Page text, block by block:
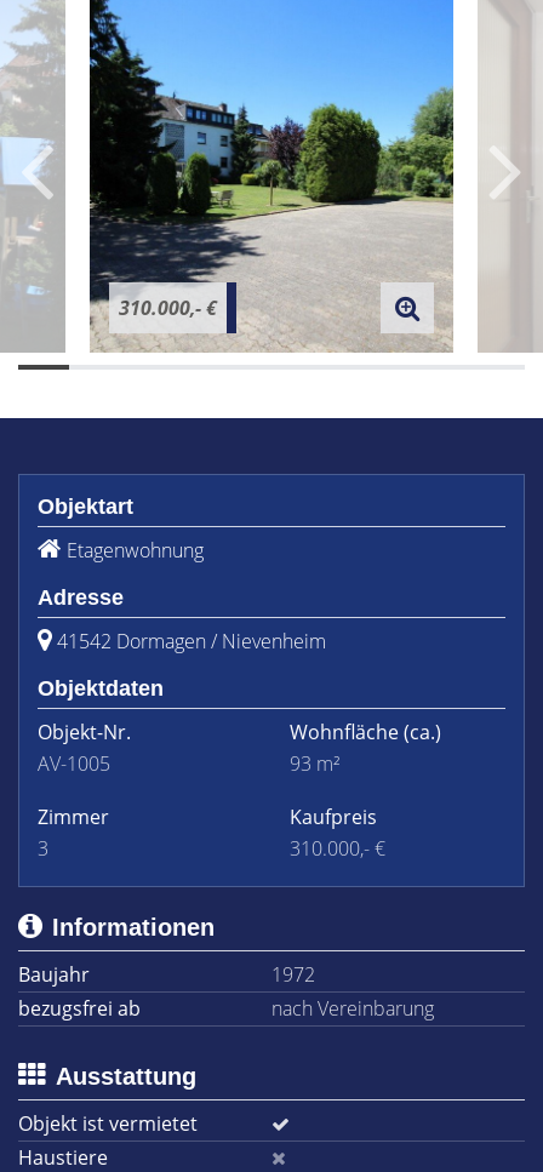
310.000,- €
Objektart
Etagenwohnung
Adresse
41542 Dormagen / Nievenheim
Objektdaten
Objekt-Nr.
AV-1005
Wohnfläche(ca.)
93 m²
Zimmer
3
Kaufpreis
310.000,- €
Informationen
Baujahr
1972
bezugsfrei ab
nach Vereinbarung
Ausstattung
Objekt ist vermietet
Haustiere